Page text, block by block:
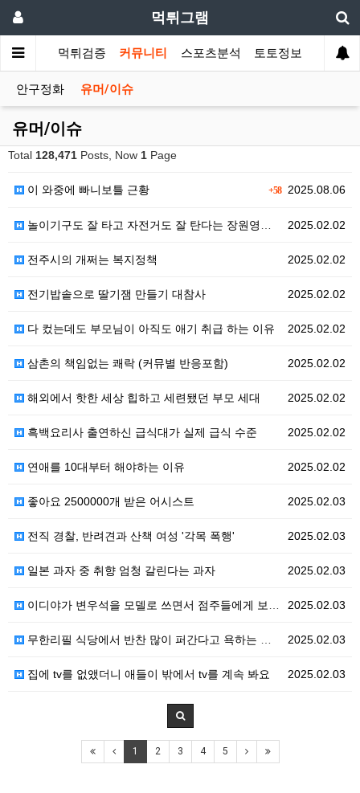
먹튀그램
먹튀검증 커뮤니티 스포츠분석 토토정보
안구정화 유머/이슈
유머/이슈
Total 128,471 Posts, Now 1 Page
+582025.08.06
이 와중에 빠니보틀 근황
2025.02.02
놀이기구도 잘 타고 자전거도 잘 탄다는 장원영이 못 타…
2025.02.02
전주시의 개쩌는 복지정책
2025.02.02
전기밥솥으로 딸기잼 만들기 대참사
2025.02.02
다 컸는데도 부모님이 아직도 애기 취급 하는 이유
2025.02.02
삼촌의 책임없는 쾌락 (커뮤별 반응포함)
2025.02.02
해외에서 핫한 세상 힙하고 세련됐던 부모 세대
2025.02.02
흑백요리사 출연하신 급식대가 실제 급식 수준
2025.02.02
연애를 10대부터 해야하는 이유
2025.02.03
좋아요 2500000개 받은 어시스트
2025.02.03
전직 경찰, 반려견과 산책 여성 '각목 폭행'
2025.02.03
일본 과자 중 취향 엄청 갈린다는 과자
2025.02.03
이디야가 변우석을 모델로 쓰면서 점주들에게 보낸 글
2025.02.03
무한리필 식당에서 반찬 많이 퍼간다고 욕하는 주인 아줌…
2025.02.03
집에 tv를 없앴더니 애들이 밖에서 tv를 계속 봐요
1 2 3 4 5